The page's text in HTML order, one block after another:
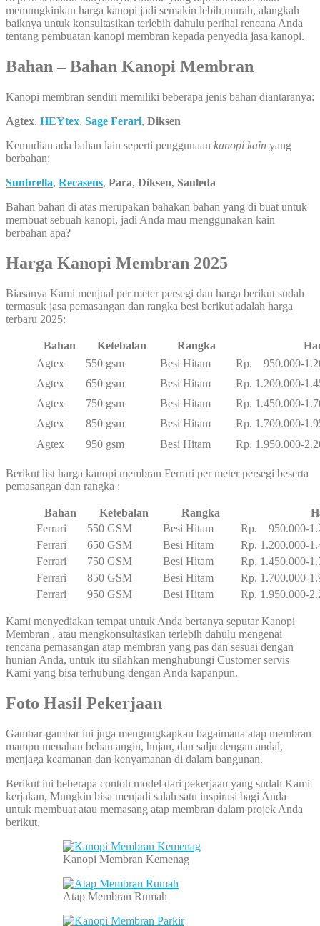
memungkinkan harga kanopi jadi semakin lebih murah, alangkah
baiknya untuk konsultasikan terlebih dahulu perihal rencana Anda
tentang pembuatan kanopi membran kepada penyedia jasa kanopi.
Bahan – Bahan Kanopi Membran
Kanopi membran sendiri memiliki beberapa jenis bahan diantaranya:
Agtex, HEYtex, Sage Ferari, Diksen
Kemudian ada bahan lain seperti penggunaan kanopi kain yang
berbahan:
Sunbrella, Recasens, Para, Diksen, Sauleda
Bahan bahan di atas merupakan bahakan bahan yang di buat untuk
membuat sebuah kanopi, jadi Anda mau menggunakan kain
berbahan apa?
Harga Kanopi Membran 2025
Biasanya Kami menjual per meter persegi dan harga berikut sudah
termasuk jasa pemasangan dan rangka besi berikut adalah harga
terbaru 2025:
Bahan Ketebalan Rangka
Agtex
550 gsm Besi Hitam
Rp. 950.000-
Agtex
650 gsm Besi Hitam
Rp. 1.200.000-
Agtex
750 gsm Besi Hitam
Rp. 1.450.000-
Agtex
850 gsm Besi Hitam
Rp. 1.700.000-
Agtex
950 gsm Besi Hitam Rp. 1.950.000-
Berikut list harga kanopi membran Ferrari per meter persegi beserta
pemasangan dan rangka :
Bahan Ketebalan Rangka
Ferrari
550 GSM Besi Hitam
Rp. 950.000-
Ferrari
650 GSM Besi Hitam
Rp. 1.200.000-
Ferrari
750 GSM Besi Hitam
Rp. 1.450.000-
Ferrari
850 GSM Besi Hitam
Rp. 1.700.000-
Ferrari
950 GSM Besi Hitam Rp. 1.950.000-
Kami menyediakan tempat untuk Anda bertanya seputar Kanopi
Membran , atau mengkonsultasikan terlebih dahulu mengenai
rencana pemasangan atap membran yang pas dan sesuai dengan
hunian Anda, untuk itu silahkan menghubungi Customer servis
Kami yang bisa terhubung dengan Anda kapanpun.
Foto Hasil Pekerjaan
Gambar-gambar ini juga mengungkapkan bagaimana atap membran
mampu menahan beban angin, hujan, dan salju dengan andal,
menjaga keamanan dan kenyamanan di dalam bangunan.
Berikut ini beberapa contoh model dari pekerjaan yang sudah Kami
kerjakan, Mungkin bisa menjadi salah satu inspirasi bagi Anda
untuk membuat atau memasang atap membran dalam projek Anda
berikut.
Kanopi Membran Kemenag
Atap Membran Rumah